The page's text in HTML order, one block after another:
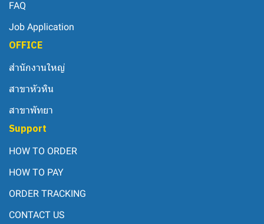
FAQ
Job Application
OFFICE
สำนักงานใหญ่
สาขาหัวหิน
สาขาพัทยา
Support
HOW TO ORDER
HOW TO PAY
ORDER TRACKING
CONTACT US